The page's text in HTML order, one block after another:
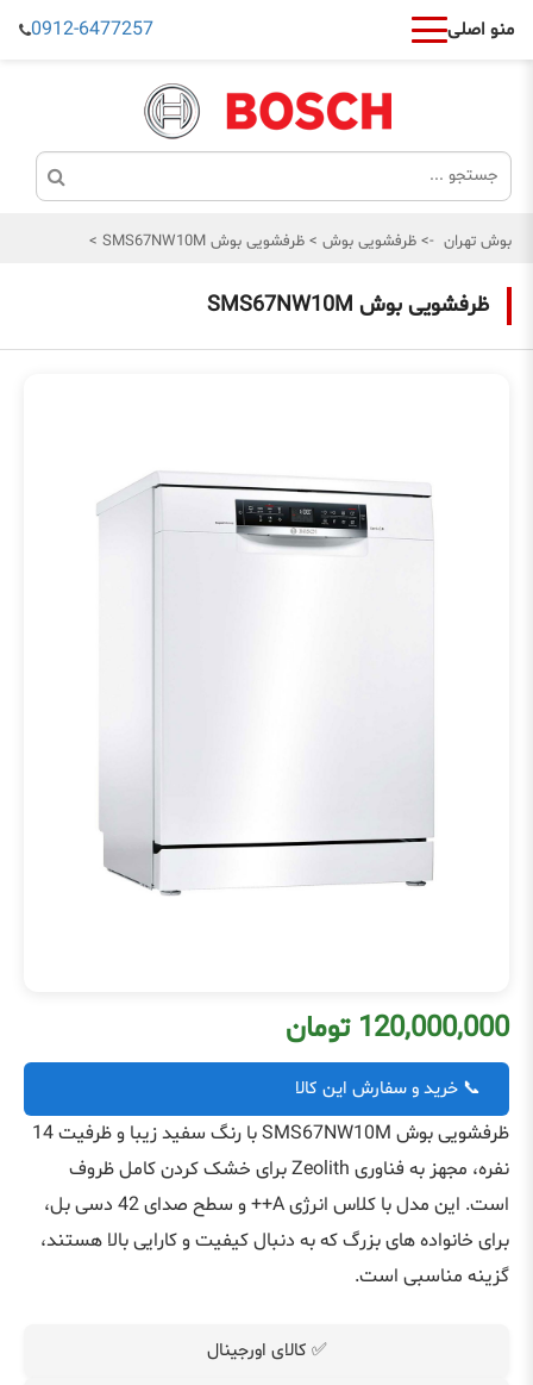
منو اصلی 0912-6477257
بوش تهران -> ظرفشویی بوش > ظرفشویی بوش SMS67NW10M >
ظرفشویی بوش SMS67NW10M
120,000,000 تومان
📞 خرید و سفارش این کالا
ظرفشویی بوش SMS67NW10M با رنگ سفید زیبا و ظرفیت 14
نفره، مجهز به فناوری Zeolith برای خشک کردن کامل ظروف
است. این مدل با کلاس انرژی A++ و سطح صدای 42 دسی بل،
برای خانواده های بزرگ که به دنبال کیفیت و کارایی بالا هستند،
گزینه مناسبی است.
✅ کالای اورجینال